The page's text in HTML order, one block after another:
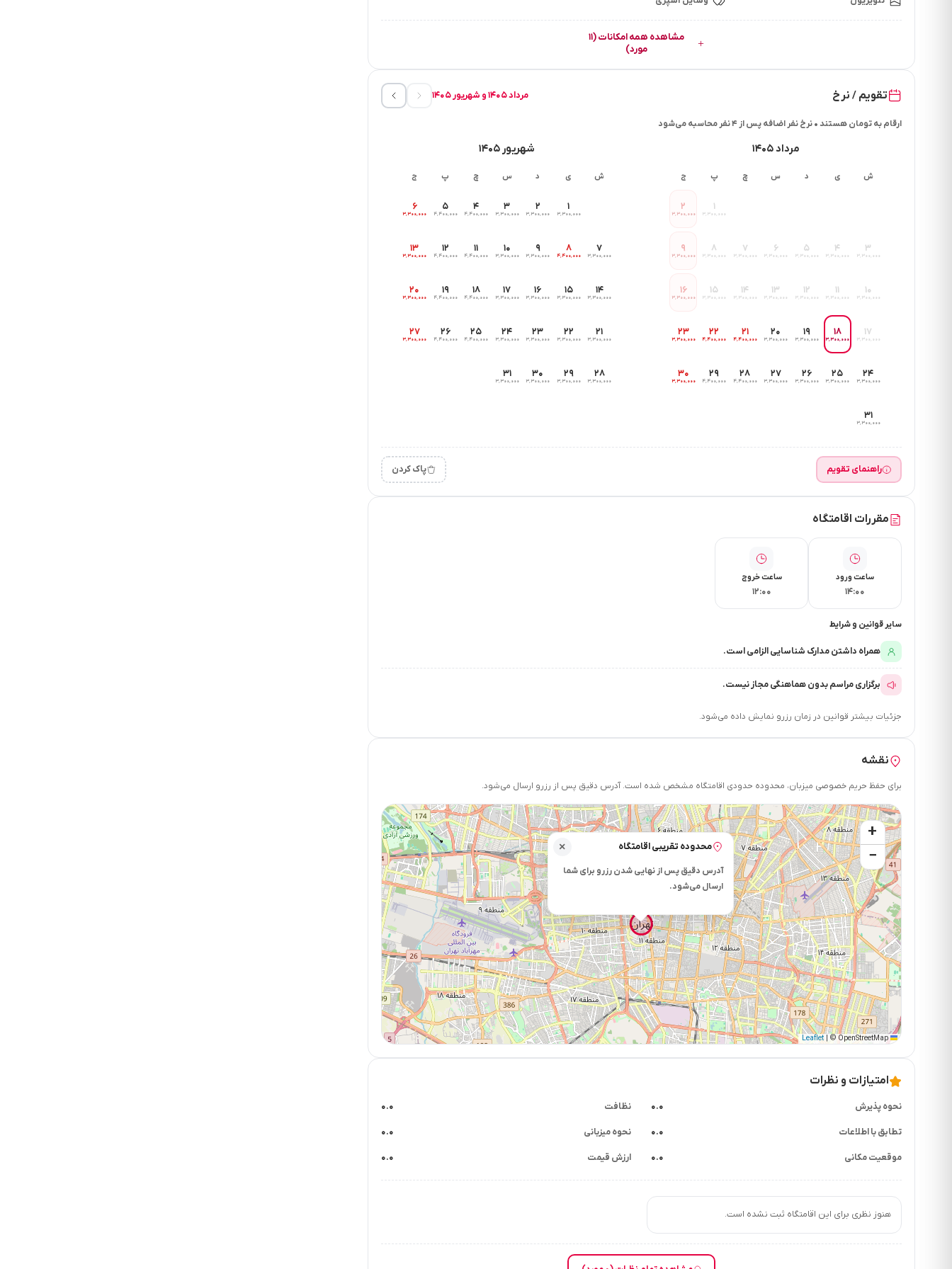
فاصله تا بازار چند دقیقه است؟ 15 دقیقه
فاصله تا سوپرمارکت چند دقیقه است؟ 1 دقیقه
فاصله تا کافی شاپ چنددقیقه است؟15 دقیقه
فاصله تا پاساژ چنددقیقه است؟10 دقیقه
فاصله تا داروخانه چنددقیقه است؟ 5 دقیقه
فاصله تا دسترسی های حمل ونقل چنددقیقه است ؟ 5 دقیقه
مشاهده همه امکانات (۱۱
مورد)
تقویم / نرخ مرداد ۱۴۰۵ و شهریور ۱۴۰۵
ارقام به تومان هستند • نرخ نفر اضافه پس از ۴ نفر محاسبه می‌شود
مرداد ۱۴۰۵
ش ی د س چ پ ج
۱
۳٬۳۰۰٬۰۰۰
۲
۳٬۳۰۰٬۰۰۰
۳
۳٬۳۰۰٬۰۰۰
۴
۳٬۳۰۰٬۰۰۰
۵
۳٬۳۰۰٬۰۰۰
۶
۳٬۳۰۰٬۰۰۰
۷
۳٬۳۰۰٬۰۰۰
۸
۳٬۳۰۰٬۰۰۰
۹
۳٬۳۰۰٬۰۰۰
۱۰
۳٬۳۰۰٬۰۰۰
۱۱
۳٬۳۰۰٬۰۰۰
۱۲
۳٬۳۰۰٬۰۰۰
۱۳
۳٬۳۰۰٬۰۰۰
۱۴
۳٬۳۰۰٬۰۰۰
۱۵
۳٬۳۰۰٬۰۰۰
۱۶
۳٬۳۰۰٬۰۰۰
۱۷
۳٬۳۰۰٬۰۰۰
۱۸
۳٬۳۰۰٬۰۰۰
۱۹
۳٬۳۰۰٬۰۰۰
۲۰
۳٬۳۰۰٬۰۰۰
۲۱
۴٬۴۰۰٬۰۰۰
۲۲
۴٬۴۰۰٬۰۰۰
۲۳
۳٬۳۰۰٬۰۰۰
۲۴
۳٬۳۰۰٬۰۰۰
۲۵
۳٬۳۰۰٬۰۰۰
۲۶
۳٬۳۰۰٬۰۰۰
۲۷
۳٬۳۰۰٬۰۰۰
۲۸
۴٬۴۰۰٬۰۰۰
۲۹
۴٬۴۰۰٬۰۰۰
۳۰
۳٬۳۰۰٬۰۰۰
۳۱
۳٬۳۰۰٬۰۰۰
شهریور ۱۴۰۵
ش ی د س چ پ ج
۱
۳٬۳۰۰٬۰۰۰
۲
۳٬۳۰۰٬۰۰۰
۳
۳٬۳۰۰٬۰۰۰
۴
۴٬۴۰۰٬۰۰۰
۵
۴٬۴۰۰٬۰۰۰
۶
۳٬۳۰۰٬۰۰۰
۷
۳٬۳۰۰٬۰۰۰
۸
۴٬۴۰۰٬۰۰۰
۹
۳٬۳۰۰٬۰۰۰
۱۰
۳٬۳۰۰٬۰۰۰
۱۱
۴٬۴۰۰٬۰۰۰
۱۲
۴٬۴۰۰٬۰۰۰
۱۳
۳٬۳۰۰٬۰۰۰
۱۴
۳٬۳۰۰٬۰۰۰
۱۵
۳٬۳۰۰٬۰۰۰
۱۶
۳٬۳۰۰٬۰۰۰
۱۷
۳٬۳۰۰٬۰۰۰
۱۸
۴٬۴۰۰٬۰۰۰
۱۹
۴٬۴۰۰٬۰۰۰
۲۰
۳٬۳۰۰٬۰۰۰
۲۱
۳٬۳۰۰٬۰۰۰
۲۲
۳٬۳۰۰٬۰۰۰
۲۳
۳٬۳۰۰٬۰۰۰
۲۴
۳٬۳۰۰٬۰۰۰
۲۵
۴٬۴۰۰٬۰۰۰
۲۶
۴٬۴۰۰٬۰۰۰
۲۷
۳٬۳۰۰٬۰۰۰
۲۸
۳٬۳۰۰٬۰۰۰
۲۹
۳٬۳۰۰٬۰۰۰
۳۰
۳٬۳۰۰٬۰۰۰
۳۱
۳٬۳۰۰٬۰۰۰
راهنمای تقویم پاک کردن
مقررات اقامتگاه
ساعت ورود
۱۴:۰۰
ساعت خروج
۱۲:۰۰
سایر قوانین و شرایط
همراه داشتن مدارک شناسایی الزامی است.
برگزاری مراسم بدون هماهنگی مجاز نیست.
جزئیات بیشتر قوانین در زمان رزرو نمایش داده می‌شود.
نقشه
برای حفظ حریم خصوصی میزبان، محدوده حدودی اقامتگاه مشخص شده است. آدرس دقیق پس از رزرو ارسال می‌شود.
محدوده تقریبی اقامتگاه
آدرس دقیق پس از نهایی شدن رزرو برای شما
ارسال می‌شود.
×
+
−
Leaflet
© OpenStreetMap
امتیازات و نظرات
نحوه پذیرش ۰.۰ نظافت ۰.۰
تطابق با اطلاعات ۰.۰ نحوه میزبانی ۰.۰
موقعیت مکانی ۰.۰ ارزش قیمت ۰.۰
هنوز نظری برای این اقامتگاه ثبت نشده است.